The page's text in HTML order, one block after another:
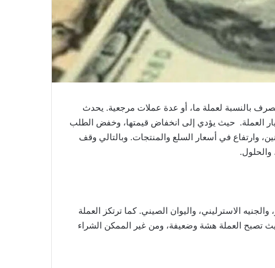
بالنسبة لعملة ما، أو عدة عملات مرجعية. يحدث
العملة. حيث يؤدي إلى انخفاض قيمتها، وخفض الطلب
وارتفاع في أسعار السلع والمنتجات. وبالتالي وقف
والحلول.
الاسترليني، واليوان الصيني. كما ترتكز العملة
تصبح العملة هشة وضعيفة، ومن غير الممكن الشراء